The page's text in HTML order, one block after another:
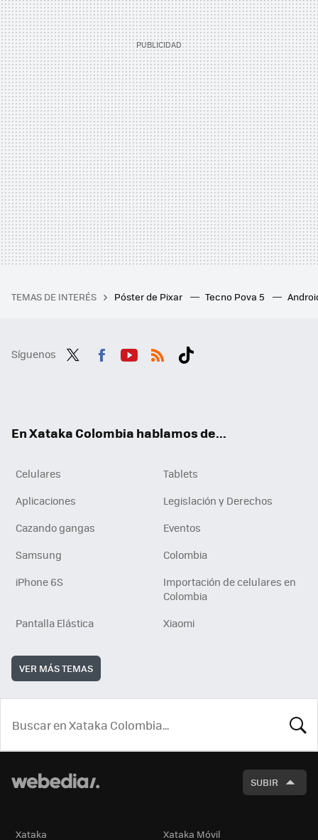
TEMAS DE INTERÉS Póster de Pixar Tecno Pova 5
Síguenos
En Xataka Colombia hablamos de...
Celulares
Tablets
Aplicaciones
Legislación y Derechos
Cazando gangas
Eventos
Samsung
Colombia
iPhone 6S
Importación de celulares en
Colombia
Pantalla Elástica
Xiaomi
VER MÁS TEMAS
SUBIR
Xataka Xataka Móvil